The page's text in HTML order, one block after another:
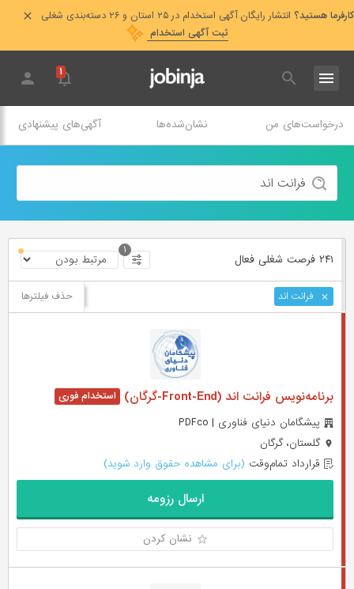
کارفرما هستید؟ انتشار رایگان آگهی استخدام در ۲۵ استان و ۲۶ دسته‌بندی شغلی
ثبت آگهی استخدام
۱
درخواست‌های من نشان‌شده‌ها آگهی‌های پیشنهادی
۲۴۱ فرصت ‌شغلی فعال
۱
فرانت اند حذف فیلترها
برنامه‌نویس فرانت اند (Front-End-گرگان)
پیشگامان دنیای فناوری | PDFco
گلستان، گرگان
قرارداد تمام‌وقت (برای مشاهده حقوق وارد شوید)
ارسال رزومه
نشان کردن